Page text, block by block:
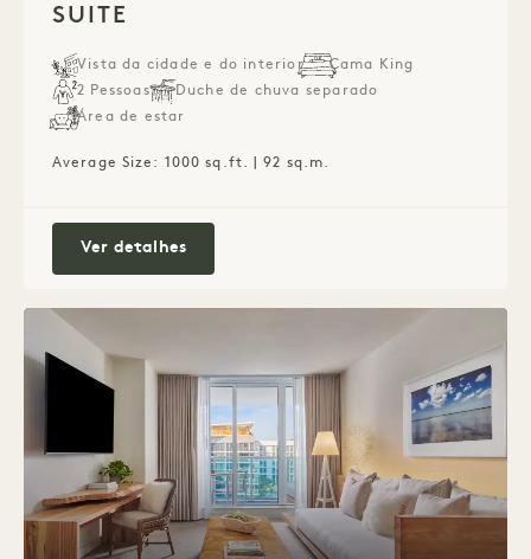
SUITE
Vista da cidade e do interior
Cama King
2 Pessoas
Duche de chuva separado
Área de estar
Average Size: 1000 sq.ft. | 92 sq.m.
Ver detalhesCity View One Bedroom Suite